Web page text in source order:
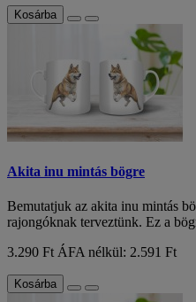
Kosárba
Akita inu mintás bögre
Bemutatjuk az akita inu mintás
rajongóknak terveztünk. Ez a
3.290 FtÁFA nélkül: 2.591 Ft
Kosárba